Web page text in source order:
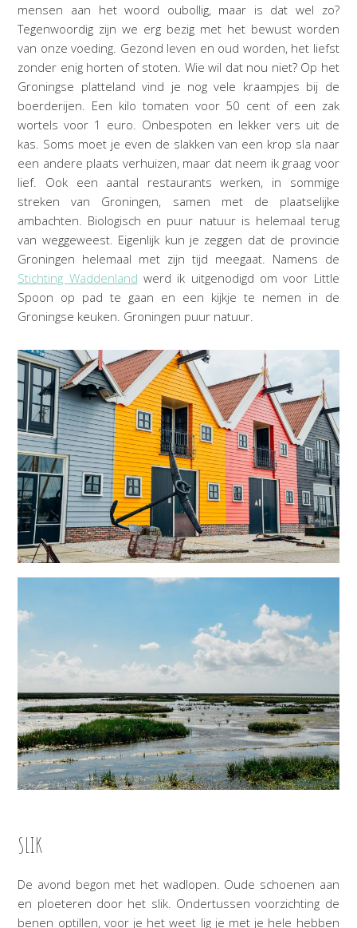
mensen aan het woord oubollig, maar is dat wel zo?
Tegenwoordig zijn we erg bezig met het bewust worden
van onze voeding. Gezond leven en oud worden, het liefst
zonder enig horten of stoten. Wie wil dat nou niet? Op het
Groningse platteland vind je nog vele kraampjes bij de
boerderijen. Een kilo tomaten voor 50 cent of een zak
wortels voor 1 euro. Onbespoten en lekker vers uit de
kas. Soms moet je even de slakken van een krop sla naar
een andere plaats verhuizen, maar dat neem ik graag voor
lief. Ook een aantal restaurants werken, in sommige
streken van Groningen, samen met de plaatselijke
ambachten. Biologisch en puur natuur is helemaal terug
van weggeweest. Eigenlijk kun je zeggen dat de provincie
Groningen helemaal met zijn tijd meegaat. Namens de
Stichting Waddenland werd ik uitgenodigd om voor Little
Spoon op pad te gaan en een kijkje te nemen in de
Groningse keuken. Groningen puur natuur.
SLIK
De avond begon met het wadlopen. Oude schoenen aan
en ploeteren door het slik. Ondertussen voorzichting de
benen optillen, voor je het weet lig je met je hele hebben